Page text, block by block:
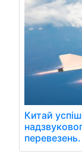
Китай
перевезень.